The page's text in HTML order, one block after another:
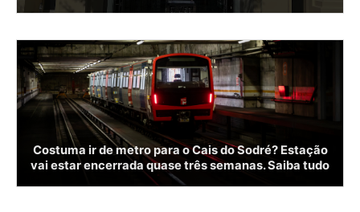
Costuma ir de metro para o Cais do Sodré? Estação
vai estar encerrada quase três semanas. Saiba tudo